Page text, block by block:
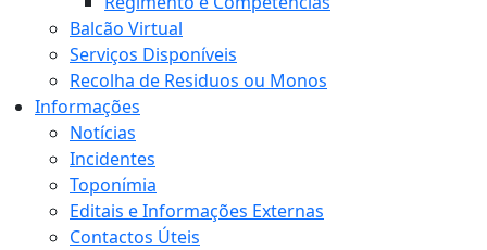
Balcão Virtual
Serviços Disponíveis
Recolha de Residuos ou Monos
Informações
Notícias
Incidentes
Toponímia
Editais e Informações Externas
Contactos Úteis